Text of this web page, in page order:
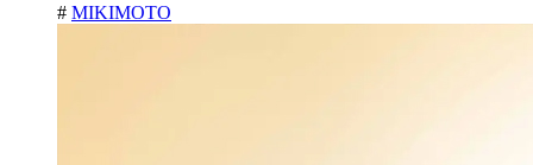
# MIKIMOTO